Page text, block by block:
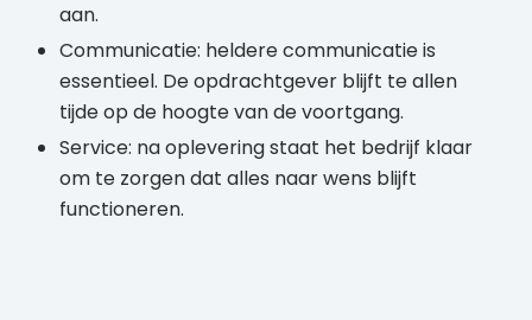
aan.
Communicatie: heldere communicatie is
essentieel. De opdrachtgever blijft te allen
tijde op de hoogte van de voortgang.
Service: na oplevering staat het bedrijf klaar
om te zorgen dat alles naar wens blijft
functioneren.